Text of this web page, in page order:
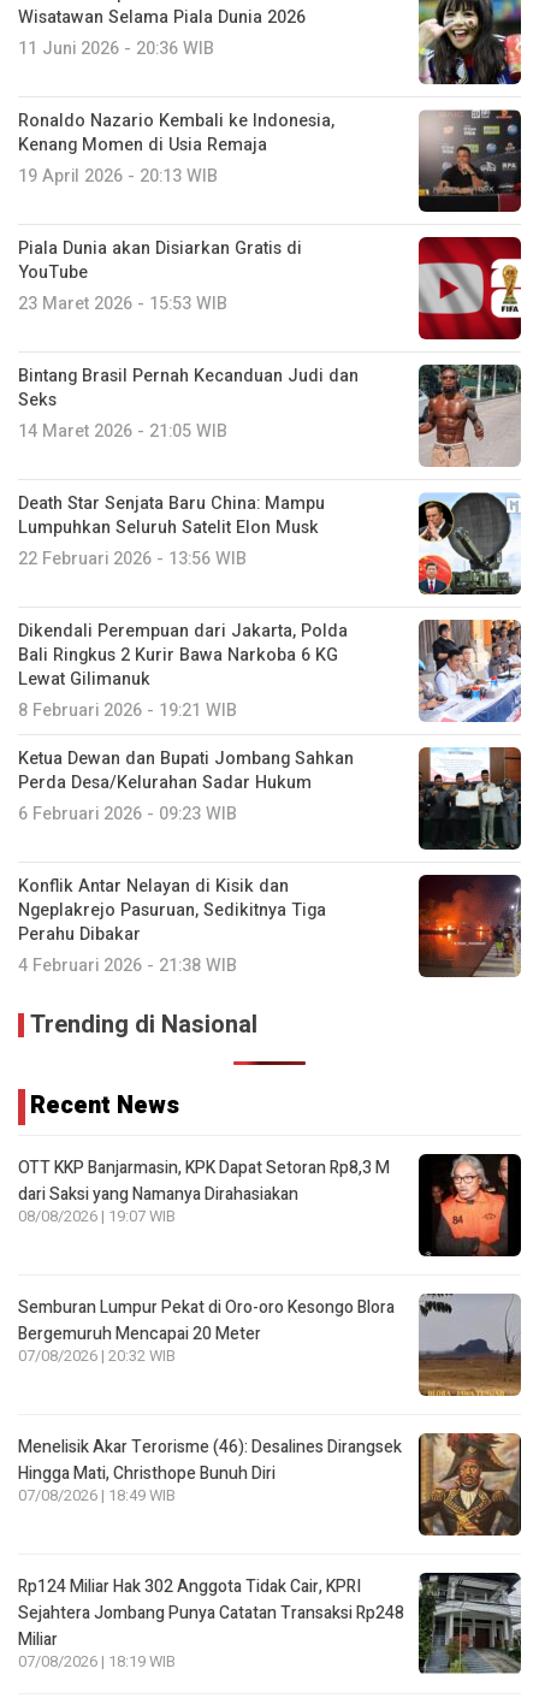
Wisatawan Selama Piala Dunia 2026
11 Juni 2026 - 20:36 WIB
Ronaldo Nazario Kembali ke Indonesia,
Kenang Momen di Usia Remaja
19 April 2026 - 20:13 WIB
Piala Dunia akan Disiarkan Gratis di
YouTube
23 Maret 2026 - 15:53 WIB
Bintang Brasil Pernah Kecanduan Judi dan
Seks
14 Maret 2026 - 21:05 WIB
Death Star Senjata Baru China: Mampu
Lumpuhkan Seluruh Satelit Elon Musk
22 Februari 2026 - 13:56 WIB
Dikendali Perempuan dari Jakarta, Polda
Bali Ringkus 2 Kurir Bawa Narkoba 6 KG
Lewat Gilimanuk
8 Februari 2026 - 19:21 WIB
Ketua Dewan dan Bupati Jombang Sahkan
Perda Desa/Kelurahan Sadar Hukum
6 Februari 2026 - 09:23 WIB
Konflik Antar Nelayan di Kisik dan
Ngeplakrejo Pasuruan, Sedikitnya Tiga
Perahu Dibakar
4 Februari 2026 - 21:38 WIB
Trending di Nasional
Recent News
OTT KKP Banjarmasin, KPK Dapat Setoran Rp8,3 M
dari Saksi yang Namanya Dirahasiakan
08/08/2026 | 19:07 WIB
Semburan Lumpur Pekat di Oro-oro Kesongo Blora
Bergemuruh Mencapai 20 Meter
07/08/2026 | 20:32 WIB
Menelisik Akar Terorisme (46): Desalines Dirangsek
Hingga Mati, Christhope Bunuh Diri
07/08/2026 | 18:49 WIB
Rp124 Miliar Hak 302 Anggota Tidak Cair, KPRI
Sejahtera Jombang Punya Catatan Transaksi Rp248
Miliar
07/08/2026 | 18:19 WIB